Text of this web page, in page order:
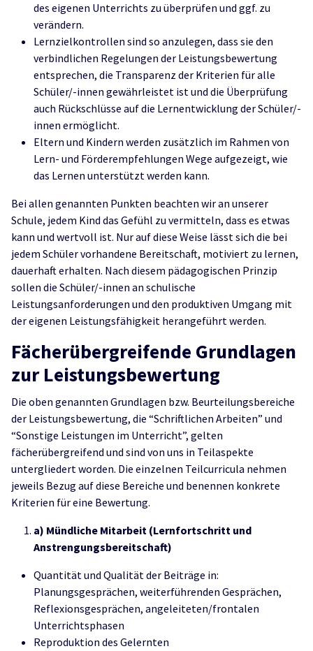
des eigenen Unterrichts zu überprüfen und ggf. zu
verändern.
Lernzielkontrollen sind so anzulegen, dass sie den
verbindlichen Regelungen der Leistungsbewertung
entsprechen, die Transparenz der Kriterien für alle
Schüler/-innen gewährleistet ist und die Überprüfung
auch Rückschlüsse auf die Lernentwicklung der Schüler/-
innen ermöglicht.
Eltern und Kindern werden zusätzlich im Rahmen von
Lern- und Förderempfehlungen Wege aufgezeigt, wie
das Lernen unterstützt werden kann.
Bei allen genannten Punkten beachten wir an unserer
Schule, jedem Kind das Gefühl zu vermitteln, dass es etwas
kann und wertvoll ist. Nur auf diese Weise lässt sich die bei
jedem Schüler vorhandene Bereitschaft, motiviert zu lernen,
dauerhaft erhalten. Nach diesem pädagogischen Prinzip
sollen die Schüler/-innen an schulische
Leistungsanforderungen und den produktiven Umgang mit
der eigenen Leistungsfähigkeit herangeführt werden.
Fächerübergreifende Grundlagen
zur Leistungsbewertung
Die oben genannten Grundlagen bzw. Beurteilungsbereiche
der Leistungsbewertung, die “Schriftlichen Arbeiten” und
“Sonstige Leistungen im Unterricht”, gelten
fächerübergreifend und sind von uns in Teilaspekte
untergliedert worden. Die einzelnen Teilcurricula nehmen
jeweils Bezug auf diese Bereiche und benennen konkrete
Kriterien für eine Bewertung.
a) Mündliche Mitarbeit (Lernfortschritt und
Anstrengungsbereitschaft)
Quantität und Qualität der Beiträge in:
Planungsgesprächen, weiterführenden Gesprächen,
Reflexionsgesprächen, angeleiteten/frontalen
Unterrichtsphasen
Reproduktion des Gelernten